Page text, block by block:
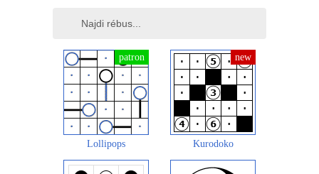
Lollipops Kurodoko